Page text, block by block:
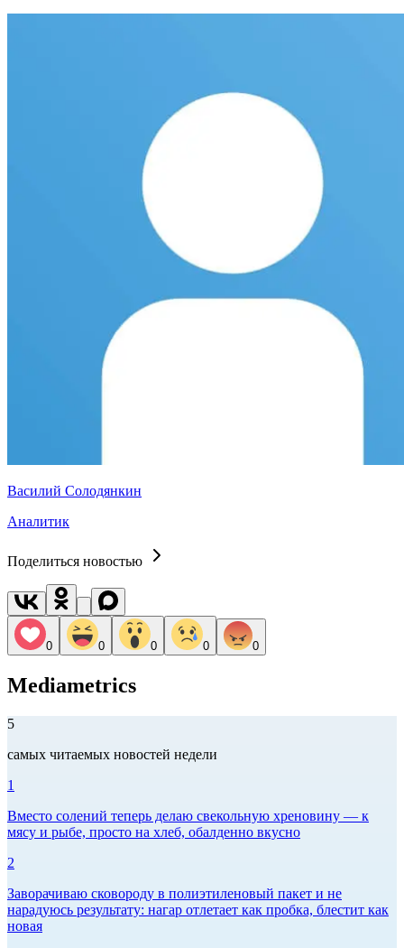
Василий Солодянкин
Аналитик
Поделиться новостью
0 0 0 0 0
Mediametrics
5
самых читаемых новостей недели
1
Вместо солений теперь делаю свекольную хреновину — к
мясу и рыбе, просто на хлеб, обалденно вкусно
2
Заворачиваю сковороду в полиэтиленовый пакет и не
нарадуюсь результату: нагар отлетает как пробка, блестит как
новая